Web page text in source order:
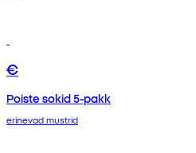
€
Poiste sokid 5-pakk
erinevad mustrid